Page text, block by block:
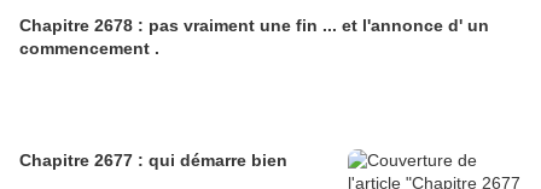
Chapitre 2678 : pas vraiment une fin ... et l'annonce d' un
commencement .
Chapitre 2677 : qui démarre bien